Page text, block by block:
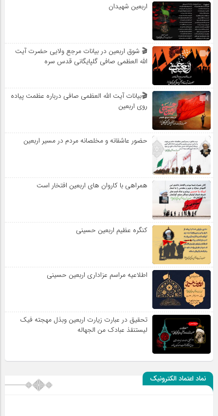
اربعین شهیدان
🎬 شوق اربعین در بیانات مرجع ولایی حضرت آیت
الله العظمی صافی گلپایگانی قدس سره
🎬بیانات آیت الله العظمی صافی درباره عظمت پیاده
روی اربعین
حضور عاشقانه و مخلصانه مردم در مسیر اربعین
همراهی با کاروان های اربعین افتخار است
کنگره عظیم اربعین حسینی
اطلاعیه مراسم عزاداری اربعین حسینی
تحقیق در عبارت زیارت اربعین وبذل مهجته فیک
لیستنقذ عبادک من الجهاله
نماد اعتماد الکترونیک